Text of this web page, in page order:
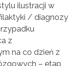
ilustracji w
/ diagnozy
z
na co dzień z
– etap